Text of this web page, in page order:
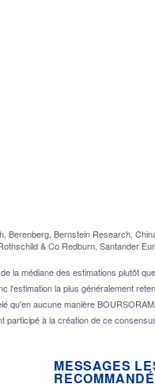
Bernstein Research,
& Co Redburn, Santander
la médiane des estimations plutôt
l'estimation la plus généralement
qu'en aucune manière
à la création de ce
MESSAGES